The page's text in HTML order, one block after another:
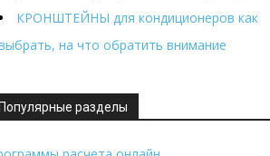
КРОНШТЕЙНЫ для кондиционеров как
на что обратить внимание
Популярные разделы